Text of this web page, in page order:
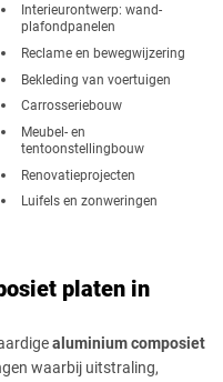
Interieurontwerp: wand-
plafondpanelen
Reclame en bewegwijzering
Bekleding van voertuigen
Carrosseriebouw
Meubel- en
tentoonstellingbouw
Renovatieprojecten
Luifels en zonweringen
platen in
aluminium composiet
waarbij uitstraling,